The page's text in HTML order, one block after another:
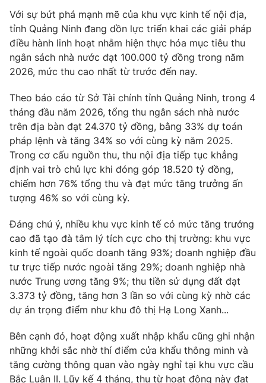
Thị trường 24h Tấm lòng Việt
VTV4 Vươn mình bằng AI
VTV9 VTV8
Liên hệ tòa soạn English
THỜI BÁO VTV
Theo dõi báo trên
Cơ quan chủ quản: Đài Truyền hình Việt Nam
Cơ quan báo chí:Thời báo VTV
Giấy phép hoạt động báo in và báo điện tử số 483/GP-BTTTT
cấp ngày 29/12/2023
Phó Tổng Biên tập: Nguyễn Thị Mỹ Hạnh, Phạm Quốc Thắng,
Nguyễn Trọng Ninh
Tổng đài VTV: 024.38 355 931 - 024.38 355 932
Với sự bứt phá mạnh mẽ của khu vực kinh tế nội địa,
tỉnh Quảng Ninh đang dồn lực triển khai các giải pháp
điều hành linh hoạt nhằm hiện thực hóa mục tiêu thu
ngân sách nhà nước đạt 100.000 tỷ đồng trong năm
2026, mức thu cao nhất từ trước đến nay.
Theo báo cáo từ Sở Tài chính tỉnh Quảng Ninh, trong 4
tháng đầu năm 2026, tổng thu ngân sách nhà nước
trên địa bàn đạt 24.370 tỷ đồng, bằng 33% dự toán
pháp lệnh và tăng 34% so với cùng kỳ năm 2025.
Trong cơ cấu nguồn thu, thu nội địa tiếp tục khẳng
định vai trò chủ lực khi đóng góp 18.520 tỷ đồng,
chiếm hơn 76% tổng thu và đạt mức tăng trưởng ấn
tượng 46% so với cùng kỳ.
Đáng chú ý, nhiều khu vực kinh tế có mức tăng trưởng
cao đã tạo đà tâm lý tích cực cho thị trường: khu vực
kinh tế ngoài quốc doanh tăng 93%; doanh nghiệp đầu
tư trực tiếp nước ngoài tăng 29%; doanh nghiệp nhà
nước Trung ương tăng 9%; thu tiền sử dụng đất đạt
3.373 tỷ đồng, tăng hơn 3 lần so với cùng kỳ nhờ các
dự án trọng điểm như khu đô thị Hạ Long Xanh...
Bên cạnh đó, hoạt động xuất nhập khẩu cũng ghi nhận
những khởi sắc nhờ thí điểm cửa khẩu thông minh và
tăng cường thông quan vào ngày nghỉ tại khu vực cầu
Bắc Luân II. Lũy kế 4 tháng, thu từ hoạt động này đạt